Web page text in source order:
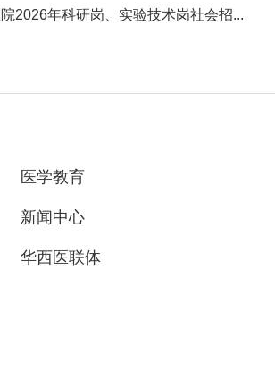
2026年科研岗、实验技术岗社会招...
医学教育
新闻中心
华西医联体